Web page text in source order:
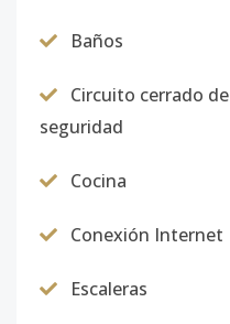
Baños
Circuito cerrado de
seguridad
Cocina
Conexión Internet
Escaleras